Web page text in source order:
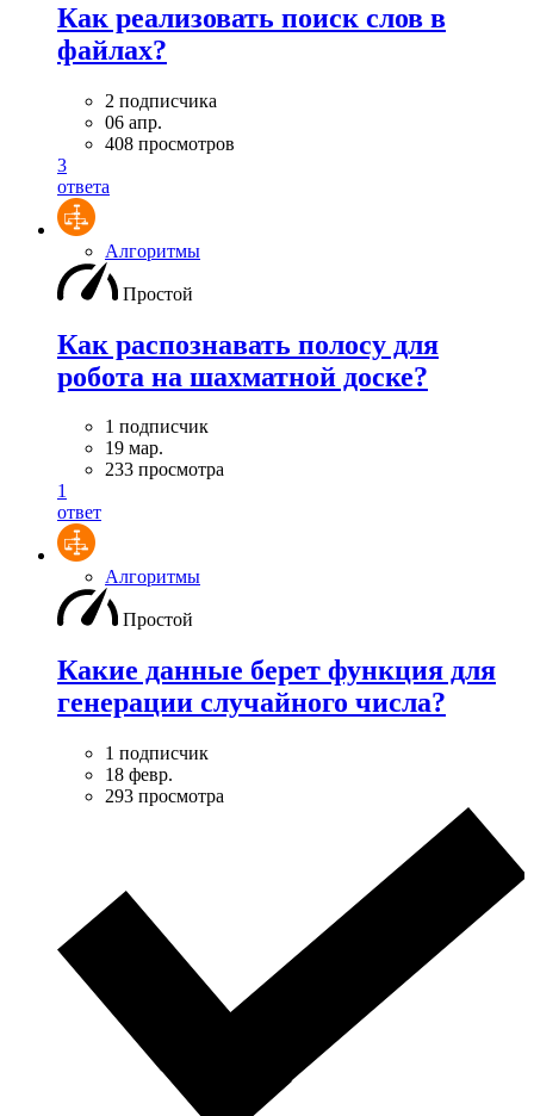
Как реализовать поиск слов в
файлах?
2 подписчика
06 апр.
408 просмотров
3
ответа
Алгоритмы
Простой
Как распознавать полосу для
робота на шахматной доске?
1 подписчик
19 мар.
233 просмотра
1
ответ
Алгоритмы
Простой
Какие данные берет функция для
генерации случайного числа?
1 подписчик
18 февр.
293 просмотра